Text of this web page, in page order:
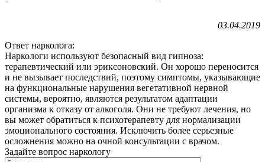
03.04.2019
Ответ нарколога:
Наркологи используют безопасный вид гипноза:
терапевтический или эриксоновский. Он хорошо переносится
и не вызывает последствий, поэтому симптомы, указывающие
на функциональные нарушения вегетативной нервной
системы, вероятно, являются результатом адаптации
организма к отказу от алкоголя. Они не требуют лечения, но
вы может обратиться к психотерапевту для нормализации
эмоционального состояния. Исключить более серьезные
осложнения можно на очной консультации с врачом.
Задайте вопрос наркологу